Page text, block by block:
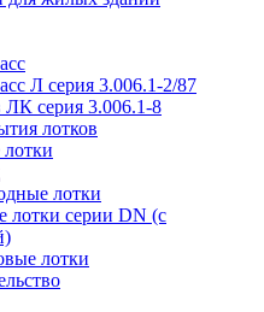
Л серия 3.006.1-2/87
ЛК серия 3.006.1-8
лотков
лотки
лотки серии DN (с
лотки